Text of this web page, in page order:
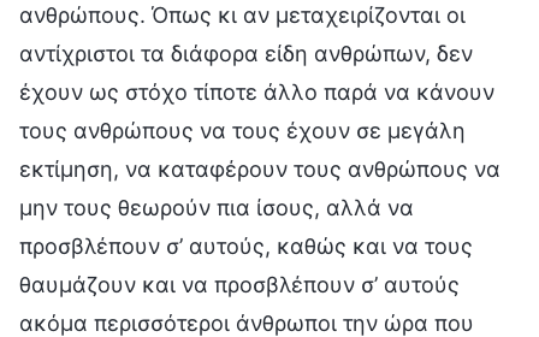
ανθρώπους. Όπως κι αν μεταχειρίζονται οι
αντίχριστοι τα διάφορα είδη ανθρώπων, δεν
έχουν ως στόχο τίποτε άλλο παρά να κάνουν
τους ανθρώπους να τους έχουν σε μεγάλη
εκτίμηση, να καταφέρουν τους ανθρώπους να
μην τους θεωρούν πια ίσους, αλλά να
προσβλέπουν σ’ αυτούς, καθώς και να τους
θαυμάζουν και να προσβλέπουν σ’ αυτούς
ακόμα περισσότεροι άνθρωποι την ώρα που